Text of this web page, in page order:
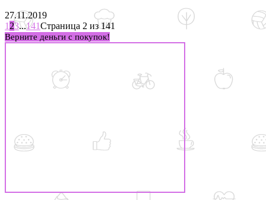
27.11.2019
1 23...141Страница 2 из 141
Верните деньги с покупок!